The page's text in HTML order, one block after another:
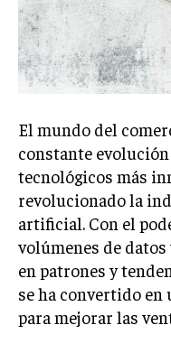
Your Profile
NEWS LIFESTYLE
El mundo del
constante
tecnológicos más
revolucionado la
artificial. Con el
volúmenes de
en patrones y
se ha convertido
para mejorar las